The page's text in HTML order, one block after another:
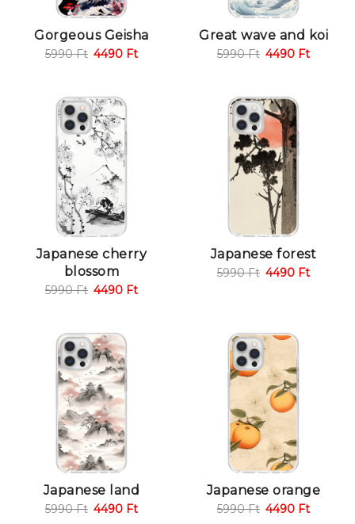
Gorgeous Geisha
5990Ft 4490 Ft
Great wave and koi
5990Ft 4490 Ft
Japanese cherry
blossom
5990Ft 4490 Ft
Japanese forest
5990Ft 4490 Ft
Japanese land
5990Ft 4490 Ft
Japanese orange
5990Ft 4490 Ft